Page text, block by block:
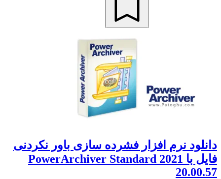
دانلود نرم افزار فشرده سازی باور نکردنی
فایل با PowerArchiver Standard 2021
20.00.57